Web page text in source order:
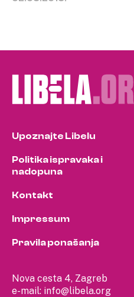
Nova cesta 4, Zagreb
e-mail: info@libela.org
Upoznajte Libelu
Politika ispravaka i
nadopuna
Kontakt
Impressum
Pravila ponašanja